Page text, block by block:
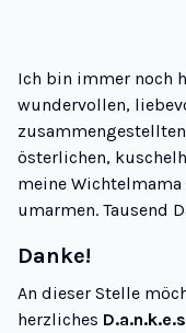
Ich bin immer noch
wundervollen,
österlichen,
meine
umarmen. Tausend
Danke!
An dieser Stelle
herzliches